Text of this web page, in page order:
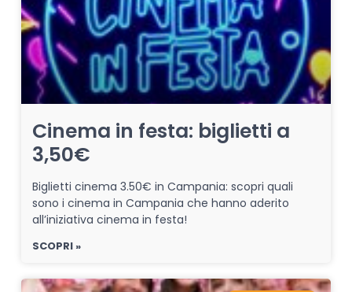
Cinema in festa: biglietti a
3,50€
Biglietti cinema 3.50€ in Campania: scopri quali
sono i cinema in Campania che hanno aderito
all’iniziativa cinema in festa!
SCOPRI »